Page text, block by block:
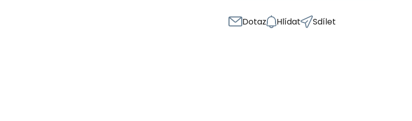
Dotaz Hlídat Sdílet